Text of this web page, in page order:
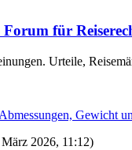
Forum für
Urteile,
Gewicht
2026, 11:12)